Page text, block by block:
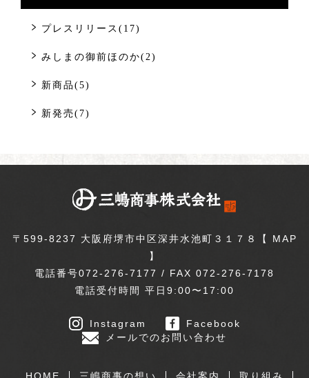
プレスリリース(17)
みしまの御前ほのか(2)
新商品(5)
新発売(7)
〒599-8237 大阪府堺市中区深井水池町３１７８【 MAP
】
電話番号072-276-7177 / FAX 072-276-7178
電話受付時間 平日9:00〜17:00
Instagram
Facebook
メールでのお問い合わせ